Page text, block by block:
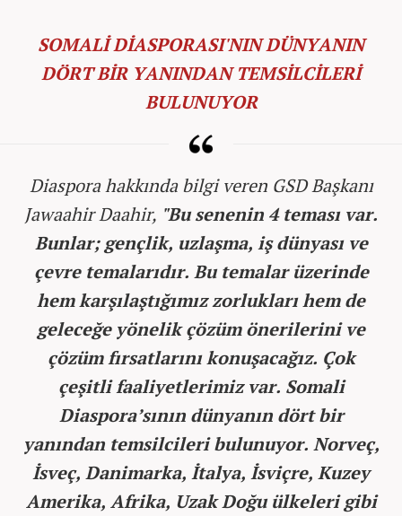
SOMALİ DİASPORASI'NIN DÜNYANIN
DÖRT BİR YANINDAN TEMSİLCİLERİ
BULUNUYOR
Diaspora hakkında bilgi veren GSD Başkanı
Jawaahir Daahir, "Bu senenin 4 teması var.
Bunlar; gençlik, uzlaşma, iş dünyası ve
çevre temalarıdır. Bu temalar üzerinde
hem karşılaştığımız zorlukları hem de
geleceğe yönelik çözüm önerilerini ve
çözüm fırsatlarını konuşacağız. Çok
çeşitli faaliyetlerimiz var. Somali
Diaspora’sının dünyanın dört bir
yanından temsilcileri bulunuyor. Norveç,
İsveç, Danimarka, İtalya, İsviçre, Kuzey
Amerika, Afrika, Uzak Doğu ülkeleri gibi